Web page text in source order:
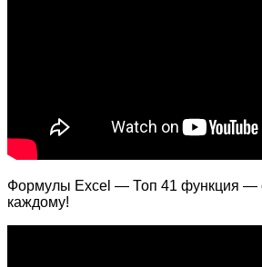
Формулы Excel — Топ 41 функция —
каждому!